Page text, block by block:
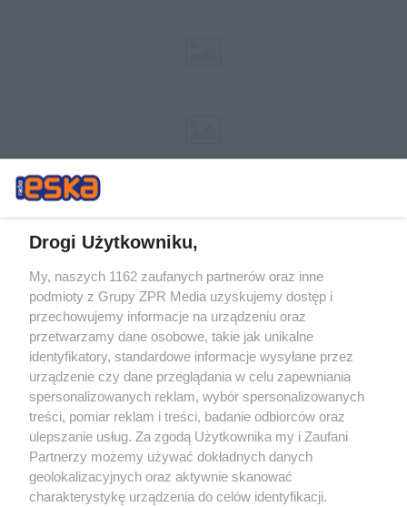
Żaden utwór zamieszczony w serwisie nie może być powielany i
rozpowszechniany lub dalej rozpowszechniany w jakikolwiek sposób (w
tym także elektroniczny lub mechaniczny) na jakimkolwiek polu
eksploatacji w jakiejkolwiek formie, włącznie z umieszczaniem w
Internecie bez pisemnej zgody właściciela praw. Jakiekolwiek użycie lub
wykorzystanie utworów w całości lub w części z naruszeniem prawa,
tzn. bez właściwej zgody, jest zabronione pod groźbą kary i może być
ścigane prawnie.
Drogi Użytkowniku,
My, naszych 1162 zaufanych partnerów oraz inne
podmioty z Grupy ZPR Media uzyskujemy dostęp i
przechowujemy informacje na urządzeniu oraz
przetwarzamy dane osobowe, takie jak unikalne
identyfikatory, standardowe informacje wysyłane przez
urządzenie czy dane przeglądania w celu zapewniania
spersonalizowanych reklam, wybór spersonalizowanych
treści, pomiar reklam i treści, badanie odbiorców oraz
ulepszanie usług. Za zgodą Użytkownika my i Zaufani
Partnerzy możemy używać dokładnych danych
geolokalizacyjnych oraz aktywnie skanować
charakterystykę urządzenia do celów identyfikacji.